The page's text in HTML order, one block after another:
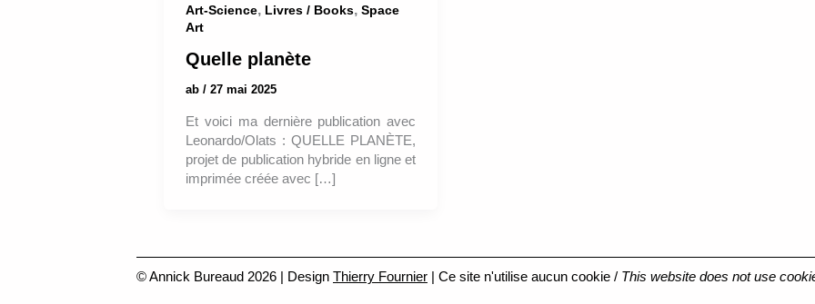
Art-Science, Livres / Books, Space
Art
Quelle planète
ab / 27 mai 2025
Et voici ma dernière publication avec
Leonardo/Olats : QUELLE PLANÈTE,
projet de publication hybride en ligne et
imprimée créée avec […]
© Annick Bureaud 2026 | Design Thierry Fournier | Ce site n'utilise aucun cookie / This website does not use